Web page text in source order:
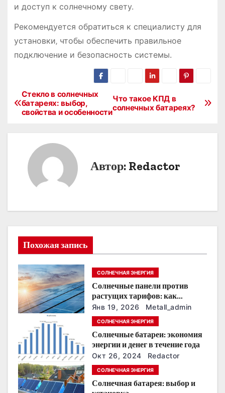
и доступ к солнечному свету.
Рекомендуется обратиться к специалисту для
установки‚ чтобы обеспечить правильное
подключение и безопасность системы.
Н
и
я
п
о
а
п
и
Что такое КПД в
солнечных батареях?
Стекло в солнечных
батареях: выбор,
свойства и особенности
Автор: Redactor
Похожая запись
СОЛНЕЧНАЯ ЭНЕРГИЯ
Солнечные панели против
растущих тарифов: как
сохранить
энергонезависимость в
ближайшие годы
Янв 19, 2026 Metall_admin
СОЛНЕЧНАЯ ЭНЕРГИЯ
Солнечные батареи: экономия
энергии и денег в течение года
Окт 26, 2024 Redactor
СОЛНЕЧНАЯ ЭНЕРГИЯ
Солнечная батарея: выбор и